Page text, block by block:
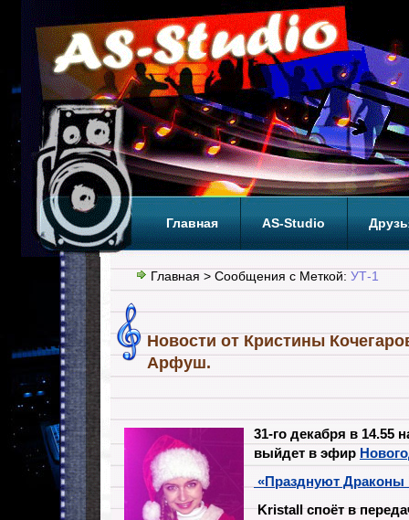
Главная AS-Studio
Теги ТОП
Главная > Сообщения с Меткой: УТ-1
Новости от Кристины
Арфуш.
31-го декабря в 14.55
выйдет в эфир
«Празднуют Драконы
Kristall споёт в